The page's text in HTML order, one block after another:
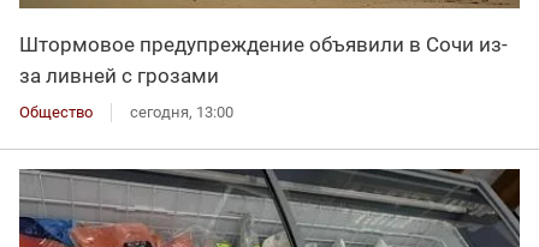
Штормовое предупреждение объявили в Сочи из-
за ливней с грозами
Общество сегодня, 13:00